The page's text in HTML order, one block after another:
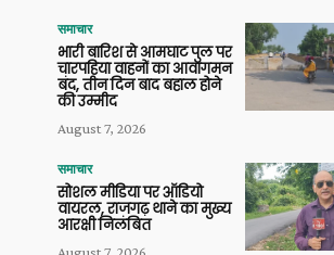
समाचार
भारी बारिश से आमघाट पुल पर
चारपहिया वाहनों का आवागमन
बंद, तीन दिन बाद बहाल होने
की उम्मीद
August 7, 2026
समाचार
सोशल मीडिया पर ऑडियो
वायरल, राजगढ़ थाने का मुख्य
आरक्षी निलंबित